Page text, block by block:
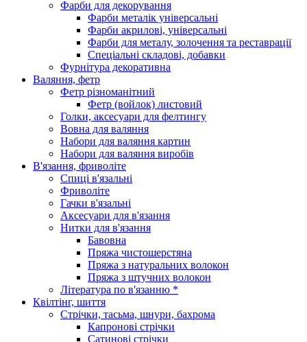
Фарби для декорування
Фарби металік універсальні
Фарби акрилові, універсальні
Фарби для металу, золочення та реставрації
Спеціальні складові, добавки
Фурнітура декоративна
Валяння, фетр
Фетр різноманітний
Фетр (войлок) листовий
Голки, аксесуари для фелтингу
Вовна для валяння
Набори для валяння картин
Набори для валяння виробів
В'язання, фриволіте
Спиці в'язальні
Фриволіте
Гачки в'язальні
Аксесуари для в'язання
Нитки для в'язання
Бавовна
Пряжа чистошерстяна
Пряжа з натуральних волокон
Пряжа з штучних волокон
Література по в'язанню *
Квілтінг, шиття
Стрічки, тасьма, шнури, бахрома
Капронові стрічки
Сатинові стрічки